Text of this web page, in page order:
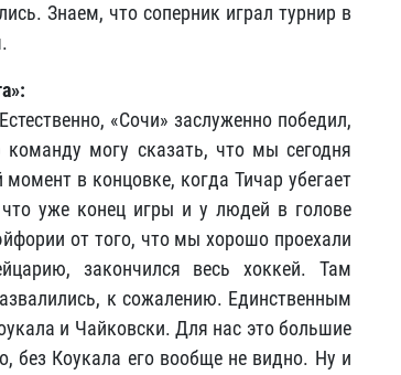
Знаем, что соперник играл турнир в
«Сочи» заслуженно победил,
могу сказать, что мы сегодня
в концовке, когда Тичар убегает
уже конец игры и у людей в голове
от того, что мы хорошо проехали
закончился весь хоккей. Там
к сожалению. Единственным
и Чайковски. Для нас это большие
без Коукала его вообще не видно. Ну и